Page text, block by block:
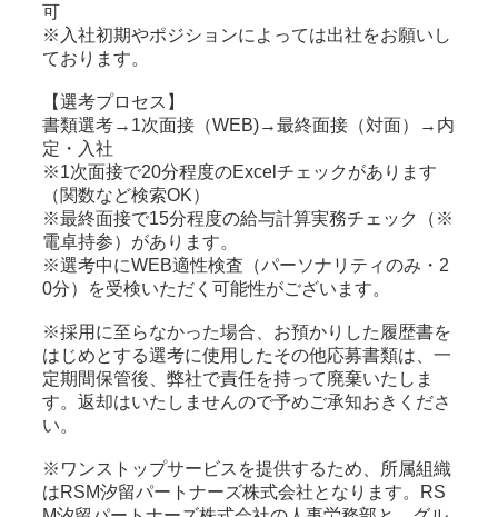
可
※入社初期やポジションによっては出社をお願いし
ております。
【選考プロセス】
書類選考→1次面接（WEB)→最終面接（対面）→内
定・入社
※1次面接で20分程度のExcelチェックがあります
（関数など検索OK）
※最終面接で15分程度の給与計算実務チェック（※
電卓持参）があります。
※選考中にWEB適性検査（パーソナリティのみ・2
0分）を受検いただく可能性がございます。
※採用に至らなかった場合、お預かりした履歴書を
はじめとする選考に使用したその他応募書類は、一
定期間保管後、弊社で責任を持って廃棄いたしま
す。返却はいたしませんので予めご承知おきくださ
い。
※ワンストップサービスを提供するため、所属組織
はRSM汐留パートナーズ株式会社となります。RS